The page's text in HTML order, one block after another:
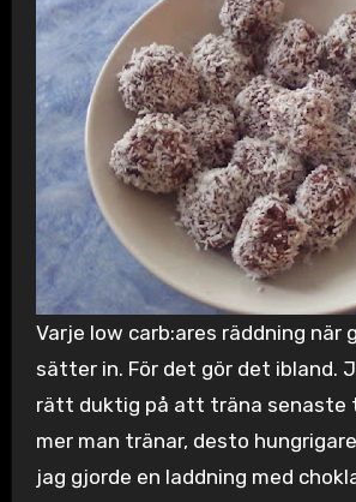
Varje low carb:ares räddning när
sätter in. För det gör det ibland.
rätt duktig på att träna senaste
mer man tränar, desto
jag gjorde en laddning med